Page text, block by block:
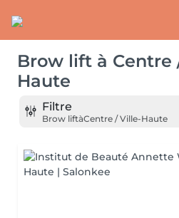
Brow lift à Centre
Haute
Filtre
Brow liftàCentre / Ville-Haute